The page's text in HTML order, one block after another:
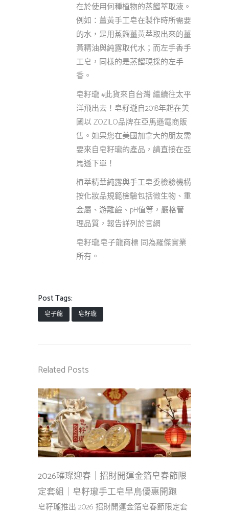
在於使用何種植物的蒸餾萃取液。
例如：薑黃手工皂在製作時所需要
的水，是用蒸餾薑黃萃取出來的薑
黃精油與純露取代水；而左手香手
工皂，同樣的是蒸餾現採的左手
香。
皂籽瓏 #此貨來自台灣 繼續往太平
洋飛出去！皂籽瓏自2018年起在美
國以 ZOZILO品牌在亞馬遜電商販
售。如果您在美國加拿大的朋友需
要來自皂籽瓏的產品，請直接在亞
馬遜下單！
植萃精華純露與手工皂委檢驗機構
按化妝品規範檢驗包括微生物、重
金屬、游離鹼、pH值等，嚴格管
理品質，報告詳列於官網
皂籽瓏,皂子龍商標 同為羅傑實業
所有。
Post Tags:
皂子龍 皂籽瓏
Related Posts
2026璀璨迎春｜招財開運金箔皂春節限
定套組｜皂籽瓏手工皂早鳥優惠開跑
皂籽瓏推出 2026 招財開運金箔皂春節限定套